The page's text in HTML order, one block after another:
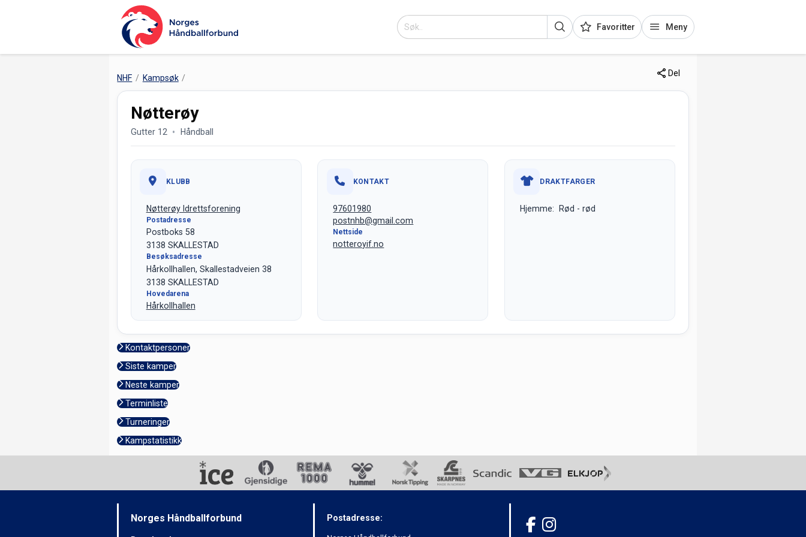
Favoritter Meny
NHF Kampsøk Del
Nøtterøy
Gutter 12 Håndball
KLUBB
Nøtterøy Idrettsforening
Postadresse
Postboks 58
3138 SKALLESTAD
Besøksadresse
Hårkollhallen, Skallestadveien 38
3138 SKALLESTAD
Hovedarena
Hårkollhallen
KONTAKT
97601980
postnhb@gmail.com
Nettside
notteroyif.no
DRAKTFARGER
Hjemme: Rød - rød
Kontaktpersoner
Siste kamper
Neste kamper
Terminliste
Turneringer
Kampstatistikk
Norges Håndballforbund Postadresse: